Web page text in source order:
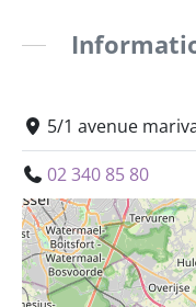
5/1 avenue
02 340 85 80